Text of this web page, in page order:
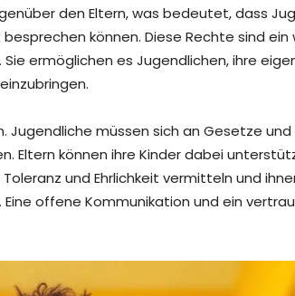
den Eltern, was bedeutet, dass
können. Diese Rechte sind ein
ermöglichen es Jugendlichen, ihre
müssen sich an Gesetze
Eltern können ihre Kinder dabei
und Ehrlichkeit vermitteln und
offene Kommunikation und ein